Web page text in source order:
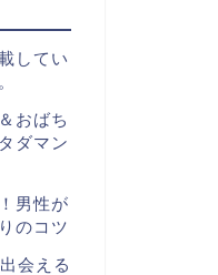
してい
おばち
ダマン
男性が
のコツ
会える